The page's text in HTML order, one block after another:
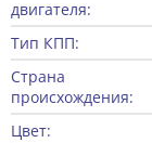
двигателя:
Тип КПП:
Страна
происхождения:
Цвет: